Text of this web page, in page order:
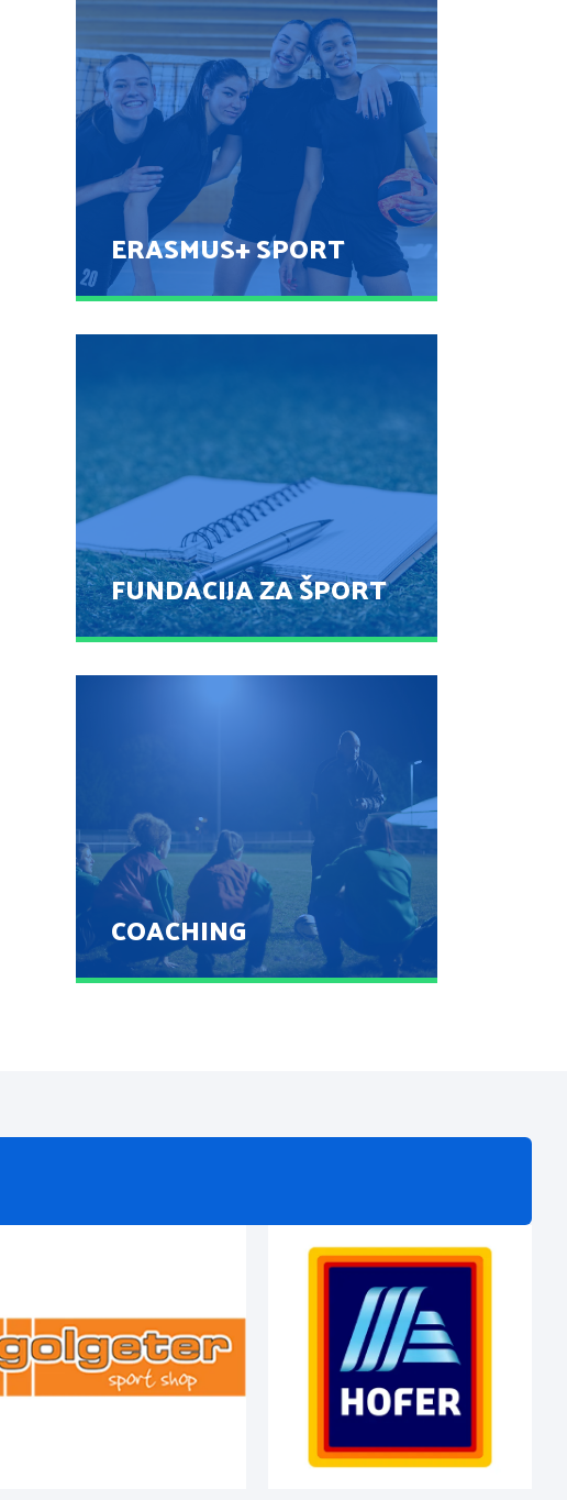
SNEMANJE
ERASMUS+ SPORT
ERASMUS+ SPORT
POGLEJ
FUNDACIJA ZA ŠPORT
FUNDACIJA ZA ŠPORT
POGLEJ
COACHING